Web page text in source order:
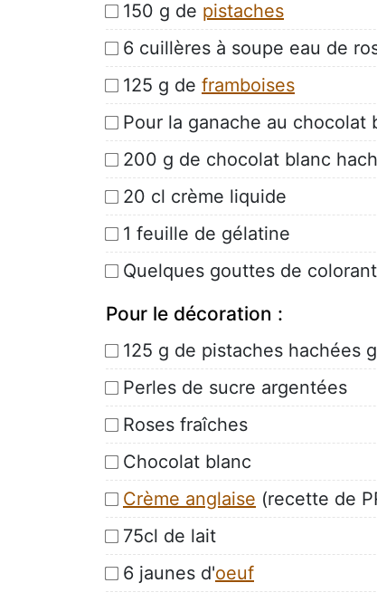
150 g de pistaches
6 cuillères à soupe eau de
125 g de framboises
Pour la ganache au chocolat
200 g de chocolat blanc
20 cl crème liquide
1 feuille de gélatine
Quelques gouttes de
Pour le décoration :
125 g de pistaches hachées
Perles de sucre argentées
Roses fraîches
Chocolat blanc
Crème anglaise (recette de
75cl de lait
6 jaunes d'oeuf